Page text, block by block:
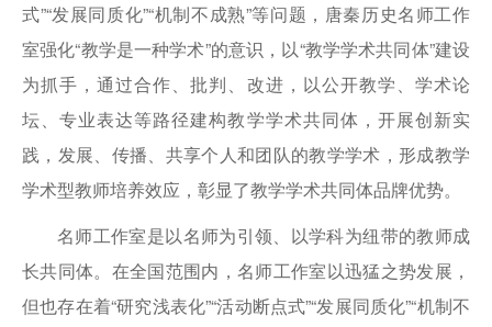
式”“发展同质化”“机制不成熟”等问题，唐秦历史名师工作
室强化“教学是一种学术”的意识，以“教学学术共同体”建设
为抓手，通过合作、批判、改进，以公开教学、学术论
坛、专业表达等路径建构教学学术共同体，开展创新实
践，发展、传播、共享个人和团队的教学学术，形成教学
学术型教师培养效应，彰显了教学学术共同体品牌优势。
名师工作室是以名师为引领、以学科为纽带的教师成
长共同体。在全国范围内，名师工作室以迅猛之势发展，
但也存在着“研究浅表化”“活动断点式”“发展同质化”“机制不